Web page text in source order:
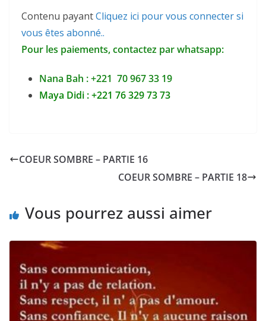
Contenu payantCliquez ici pour vous connecter si
vous êtes abonné..
Pour les paiements, contactez par whatsapp:
Nana Bah : +221 70 967 33 19
Maya Didi : +221 76 329 73 73
COEUR SOMBRE – PARTIE 16
COEUR SOMBRE – PARTIE 18
Vous pourrez aussi aimer